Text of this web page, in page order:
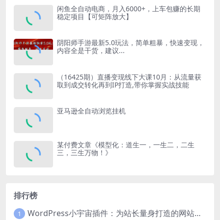
闲鱼全自动电商，月入6000+，上车包赚的长期
稳定项目【可矩阵放大】
阴阳师手游最新5.0玩法，简单粗暴，快速变现，
内容全是干货，建议...
（16425期）直播变现线下大课10月：从流量获
取到成交转化再到IP打造,带你掌握实战技能
亚马逊全自动浏览挂机
某付费文章《模型化：道生一，一生二，二生
三，三生万物！》
排行榜
1 WordPress小宇宙插件：为站长量身打造的网站性能与SEO优化插件